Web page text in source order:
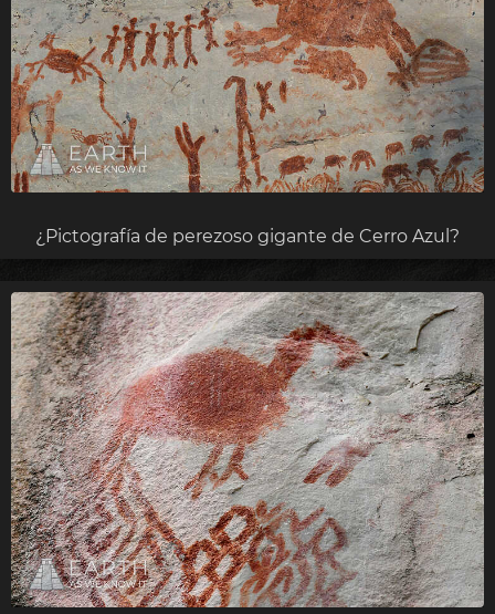
¿Pictografía de perezoso gigante de Cerro Azul?